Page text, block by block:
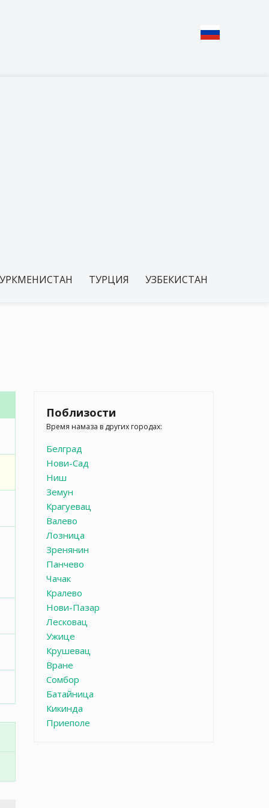
ТУРЦИЯ УЗБЕКИСТАН
Поблизости
Время намаза в других городах:
Белград
Нови-Сад
Ниш
Земун
Крагуевац
Валево
Лозница
Зренянин
Панчево
Чачак
Кралево
Нови-Пазар
Лесковац
Ужице
Крушевац
Вране
Сомбор
Батайница
Кикинда
Приеполе